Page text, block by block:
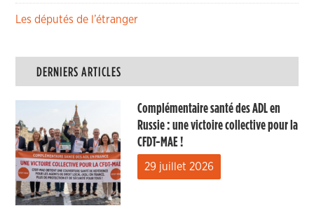
Les députés de l’étranger
DERNIERS ARTICLES
Complémentaire santé des ADL en
Russie : une victoire collective pour la
CFDT-MAE !
29 juillet 2026